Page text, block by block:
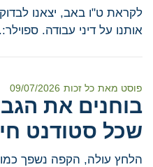
לקראת ט"ו באב, יצאנו
אותנו על דיני עבודה.
פוסט מאת כל זכות 09/07/2026
בוחנים את
שכל סטודנט
הלחץ עולה, הקפה נשפך